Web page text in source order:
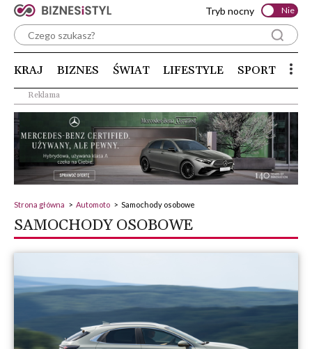
Tryb nocny Nie
KRAJ BIZNES ŚWIAT LIFESTYLE SPORT
Reklama
Strona główna > Automoto > Samochody osobowe
SAMOCHODY OSOBOWE